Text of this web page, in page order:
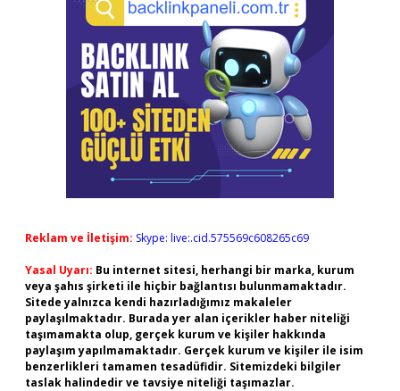
Reklam ve İletişim: Skype: live:.cid.575569c608265c69
Yasal Uyarı: Bu internet sitesi, herhangi bir marka, kurum
veya şahıs şirketi ile hiçbir bağlantısı bulunmamaktadır.
Sitede yalnızca kendi hazırladığımız makaleler
paylaşılmaktadır. Burada yer alan içerikler haber niteliği
taşımamakta olup, gerçek kurum ve kişiler hakkında
paylaşım yapılmamaktadır. Gerçek kurum ve kişiler ile isim
benzerlikleri tamamen tesadüfidir. Sitemizdeki bilgiler
taslak halindedir ve tavsiye niteliği taşımazlar.